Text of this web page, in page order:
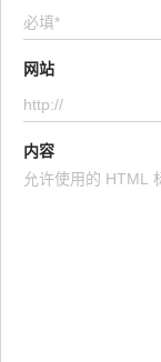
网站
内容